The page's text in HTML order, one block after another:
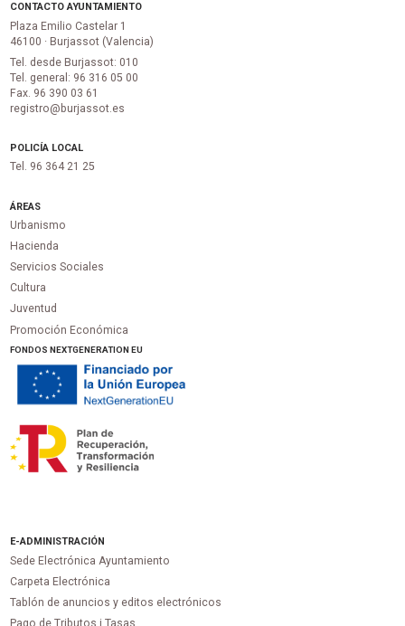
CONTACTO AYUNTAMIENTO
Plaza Emilio Castelar 1
46100 · Burjassot (Valencia)
Tel. desde Burjassot: 010
Tel. general: 96 316 05 00
Fax. 96 390 03 61
registro@burjassot.es
POLICÍA LOCAL
Tel. 96 364 21 25
ÁREAS
Urbanismo
Hacienda
Servicios Sociales
Cultura
Juventud
Promoción Económica
FONDOS NEXTGENERATION EU
E-ADMINISTRACIÓN
Sede Electrónica Ayuntamiento
Carpeta Electrónica
Tablón de anuncios y editos electrónicos
Pago de Tributos i Tasas